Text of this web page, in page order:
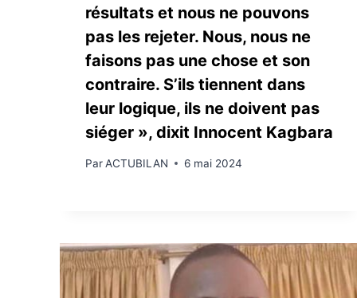
résultats et nous ne pouvons
pas les rejeter. Nous, nous ne
faisons pas une chose et son
contraire. S’ils tiennent dans
leur logique, ils ne doivent pas
siéger », dixit Innocent Kagbara
ParACTUBILAN 6 mai 2024